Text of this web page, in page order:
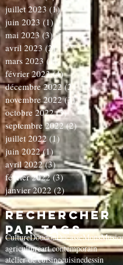
juillet 2023 (1)1 post
juin 2023 (1)1 post
mai 2023 (3)3 posts
avril 2023 (2)2 posts
mars 2023 (1)1 post
février 2023 (4)4 posts
décembre 2022 (2)2 posts
novembre 2022 (3)3 posts
octobre 2022 (3)3 posts
septembre 2022 (2)2 posts
juillet 2022 (1) 1 post
juin 2022 (1)1 post
avril 2022 (3)3 posts
février 2022 (3)3 posts
janvier 2022 (2)2 posts
Rechercher
par Tags
CultureDoudouDucasseMons
agricultureart contemporain
atelier de cuisinecuisinedessin